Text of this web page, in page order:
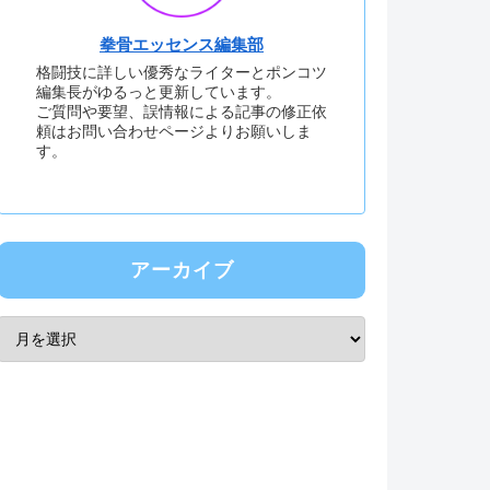
拳骨エッセンス編集部
格闘技に詳しい優秀なライターとポンコツ
編集長がゆるっと更新しています。
ご質問や要望、誤情報による記事の修正依
頼はお問い合わせページよりお願いしま
す。
アーカイブ